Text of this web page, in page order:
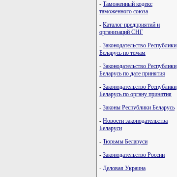
- Таможенный кодекс
таможенного союза
- Каталог предприятий и
организаций СНГ
- Законодательство Республики
Беларусь по темам
- Законодательство Республики
Беларусь по дате принятия
- Законодательство Республики
Беларусь по органу принятия
- Законы Республики Беларусь
- Новости законодательства
Беларуси
- Тюрьмы Беларуси
- Законодательство России
- Деловая Украина